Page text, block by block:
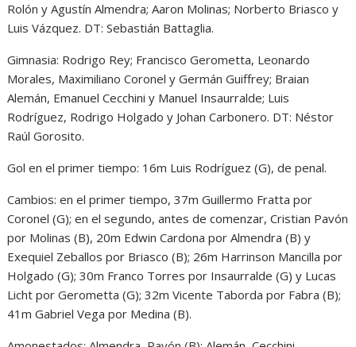
Rolón y Agustín Almendra; Aaron Molinas; Norberto Briasco y
Luis Vázquez. DT: Sebastián Battaglia.
Gimnasia: Rodrigo Rey; Francisco Gerometta, Leonardo
Morales, Maximiliano Coronel y Germán Guiffrey; Braian
Alemán, Emanuel Cecchini y Manuel Insaurralde; Luis
Rodríguez, Rodrigo Holgado y Johan Carbonero. DT: Néstor
Raúl Gorosito.
Gol en el primer tiempo: 16m Luis Rodríguez (G), de penal.
Cambios: en el primer tiempo, 37m Guillermo Fratta por
Coronel (G); en el segundo, antes de comenzar, Cristian Pavón
por Molinas (B), 20m Edwin Cardona por Almendra (B) y
Exequiel Zeballos por Briasco (B); 26m Harrinson Mancilla por
Holgado (G); 30m Franco Torres por Insaurralde (G) y Lucas
Licht por Gerometta (G); 32m Vicente Taborda por Fabra (B);
41m Gabriel Vega por Medina (B).